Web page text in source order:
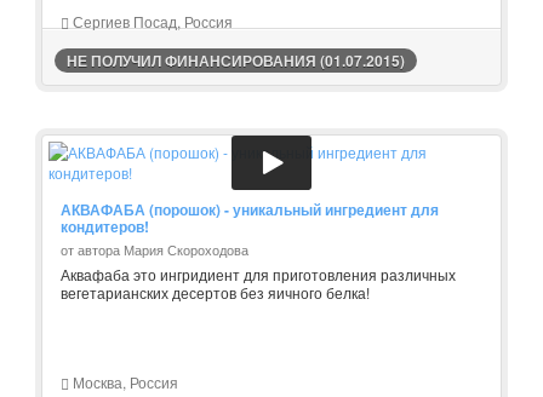
Сергиев Посад, Россия
НЕ ПОЛУЧИЛ ФИНАНСИРОВАНИЯ (01.07.2015)
АКВАФАБА (порошок) - уникальный ингредиент для
кондитеров!
от автора Мария Скороходова
Аквафаба это ингридиент для приготовления различных
вегетарианских десертов без яичного белка!
Москва, Россия